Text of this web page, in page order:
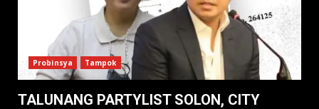
Probinsya Tampok
TALUNANG PARTYLIST SOLON, CITY